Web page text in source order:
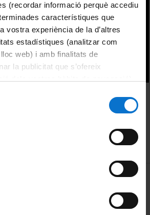
(recordar informació perquè accediu
característiques que
vostra experiència de la d’altres
estadístiques (analitzar com
web) i amb finalitats de
la publicitat que s’ofereix
de galetes del lloc web de la
a (no) new perspective to
production in the Roman
MENÚ PEU 1